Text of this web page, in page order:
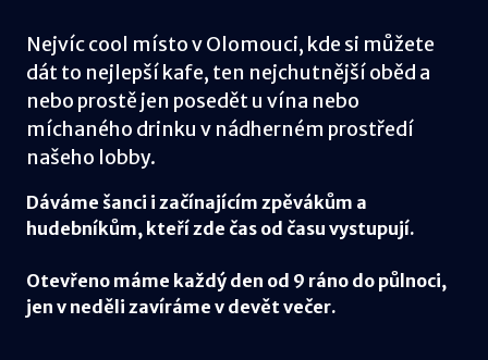
Nejvíc cool místo v Olomouci, kde si můžete
dát to nejlepší kafe, ten nejchutnější oběd a
nebo prostě jen posedět u vína nebo
míchaného drinku v nádherném prostředí
našeho lobby.
Dáváme šanci i začínajícím zpěvákům a
hudebníkům, kteří zde čas od času vystupují.
Otevřeno máme každý den od 9 ráno do půlnoci,
jen v neděli zavíráme v devět večer.